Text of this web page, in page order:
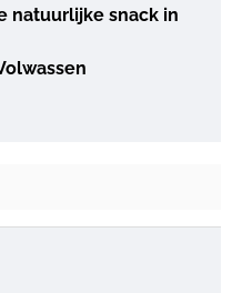
natuurlijke snack in